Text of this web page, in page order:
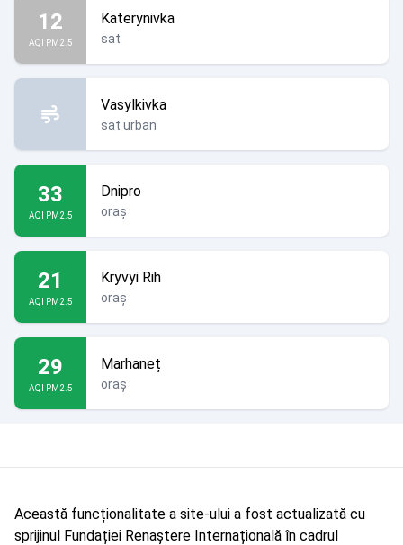
12
AQI PM2.5
Katerynivka
sat
Vasylkivka
sat urban
33
AQI PM2.5
Dnipro
oraș
21
AQI PM2.5
Kryvyi Rih
oraș
29
AQI PM2.5
Marhaneț
oraș
Această funcționalitate a site-ului a fost actualizată cu
sprijinul Fundației Renaștere Internațională în cadrul